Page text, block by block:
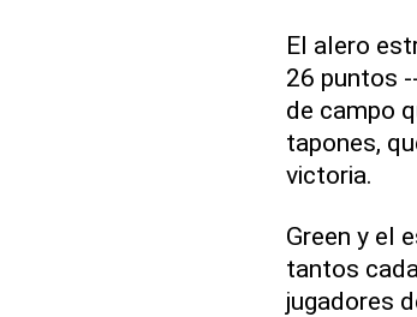
El alero
26 puntos
de campo
tapones,
victoria.
Green y el
tantos
jugadores